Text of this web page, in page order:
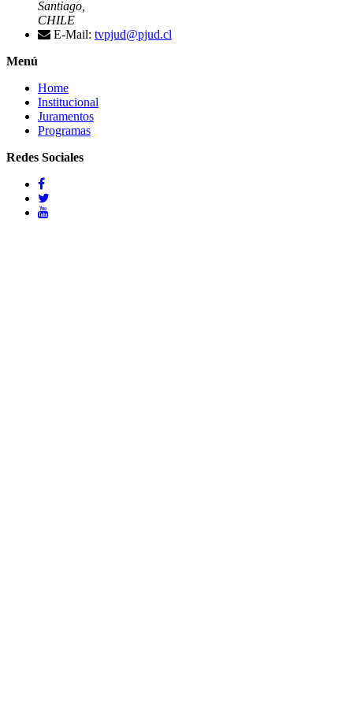
Santiago,
CHILE
E-Mail: tvpjud@pjud.cl
Menú
Home
Institucional
Juramentos
Programas
Redes Sociales